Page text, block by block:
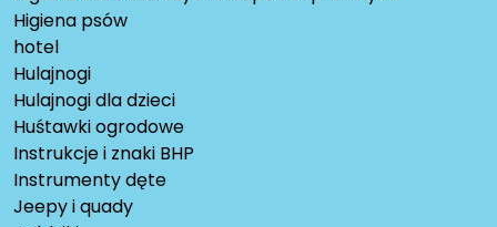
Higiena psów
hotel
Hulajnogi
Hulajnogi dla dzieci
Huśtawki ogrodowe
Instrukcje i znaki BHP
Instrumenty dęte
Jeepy i quady